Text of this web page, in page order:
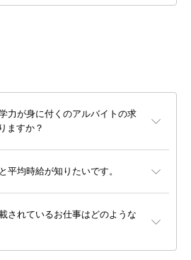
力が身に付くのアルバイトの求
ますか？
平均時給が知りたいです。
されているお仕事はどのような